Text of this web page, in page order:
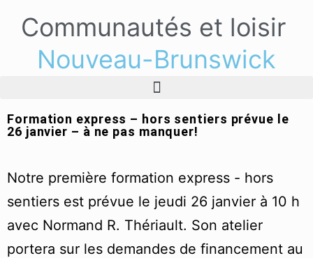
Communautés et loisir
Nouveau-Brunswick
Formation express – hors sentiers prévue le
26 janvier – à ne pas manquer!
Notre première formation express - hors
sentiers est prévue le jeudi 26 janvier à 10 h
avec Normand R. Thériault. Son atelier
portera sur les demandes de financement au